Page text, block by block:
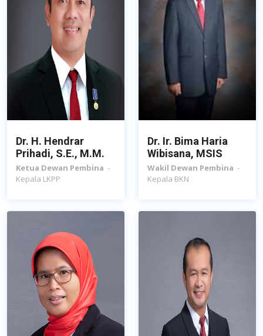
Dr. H. Hendrar
Prihadi, S.E., M.M.
Ketua Dewan Pembina -
Kepala LKPP
Dr. Ir. Bima Haria
Wibisana, MSIS
Wakil Dewan Pembina -
Kepala BKN